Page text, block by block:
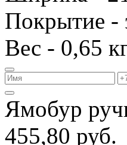
Покрытие -
Вес - 0,65
Ямобур
455,80 руб.